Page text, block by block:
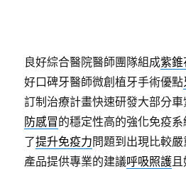
良好綜合醫院醫師團隊組成紫錐
好口碑牙醫師微創植牙手術優點
訂制治療計畫快速研發大部分
防感冒的穩定性高的強化免疫
了提升免疫力問題到出現比較
產品提供專業的建議呼吸照護